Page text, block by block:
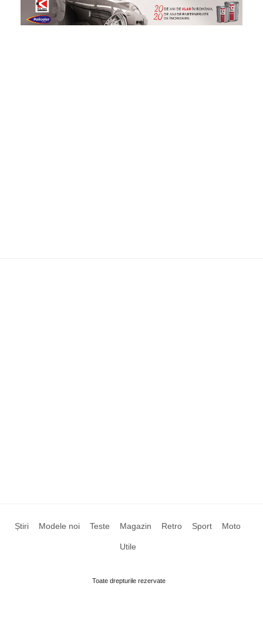
Știri Modele noi Teste Magazin Retro Sport Moto
Utile
Toate drepturile rezervate